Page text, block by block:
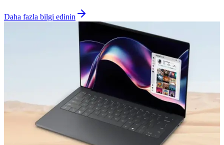
Daha fazla bilgi edinin